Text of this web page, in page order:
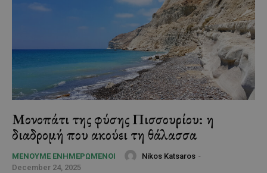
Μονοπάτι της φύσης Πισσουρίου: η
διαδρομή που ακούει τη θάλασσα
ΜΈΝΟΥΜΕ ΕΝΗΜΕΡΩΜΈΝΟΙ Nikos Katsaros -
December 24, 2025